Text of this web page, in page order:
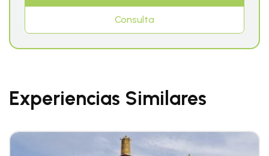
Consulta
Experiencias Similares